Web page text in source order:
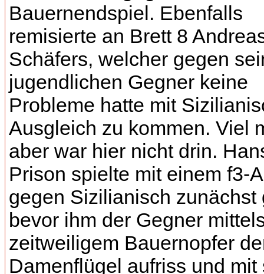
Bauernendspiel. Ebenfalls
remisierte an Brett 8
Schäfers, welcher gegen
jugendlichen Gegner keine
Probleme hatte mit
Ausgleich zu kommen. Viel
aber war hier nicht drin.
Prison spielte mit einem f3-
gegen Sizilianisch zunächst
bevor ihm der Gegner
zeitweiligem Bauernopfer
Damenflügel aufriss und mit